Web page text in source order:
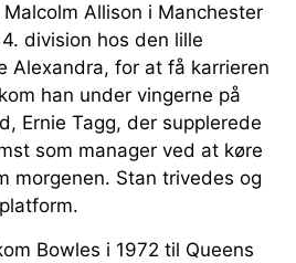
Allison i Manchester
division hos den lille
Alexandra, for at få karrieren
han under vingerne på
Ernie Tagg, der supplerede
som manager ved at køre
morgenen. Stan trivedes og
Bowles i 1972 til Queens